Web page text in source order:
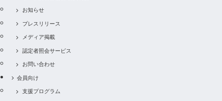
お知らせ
プレスリリース
メディア掲載
認定者照会サービス
お問い合わせ
会員向け
支援プログラム